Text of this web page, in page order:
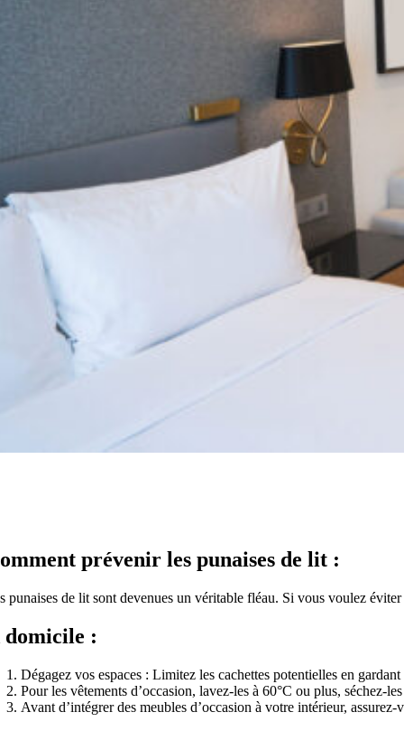
prévenir les punaises de lit :
punaises de lit sont devenues un véritable fléau. Si vous voulez
domicile :
Dégagez vos espaces : Limitez les cachettes potentielles en
Pour les vêtements d’occasion, lavez-les à 60°C ou plus, séchez-
Avant d’intégrer des meubles d’occasion à votre intérieur,